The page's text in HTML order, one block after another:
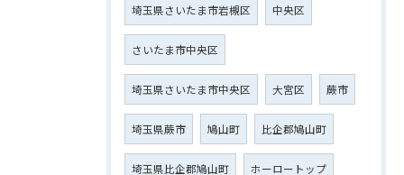
埼玉県さいたま市岩槻区 中央区
さいたま市中央区
埼玉県さいたま市中央区 大宮区 蕨市
埼玉県蕨市 鳩山町 比企郡鳩山町
埼玉県比企郡鳩山町 ホーロートップ